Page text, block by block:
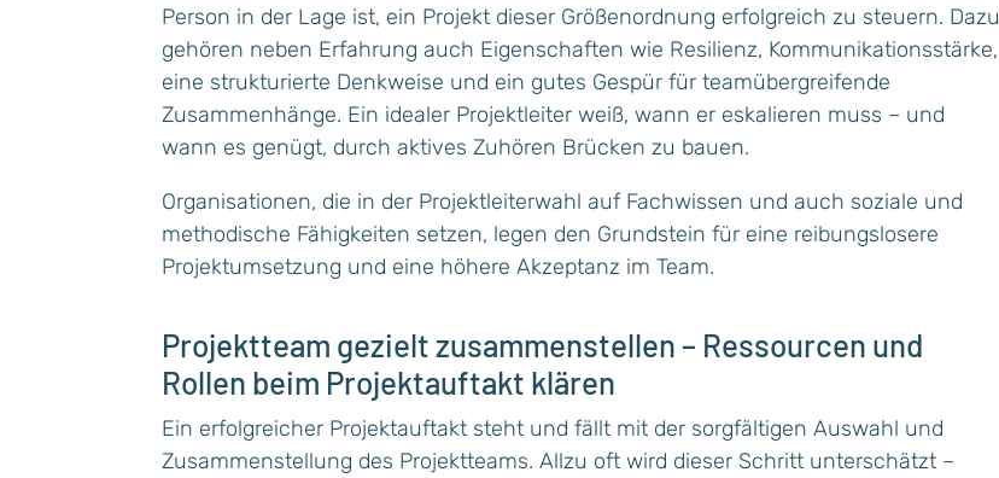
Person in der Lage ist, ein Projekt dieser Größenordnung erfolgreich zu steuern. Dazu
gehören neben Erfahrung auch Eigenschaften wie Resilienz, Kommunikationsstärke,
eine strukturierte Denkweise und ein gutes Gespür für teamübergreifende
Zusammenhänge. Ein idealer Projektleiter weiß, wann er eskalieren muss – und
wann es genügt, durch aktives Zuhören Brücken zu bauen.
Organisationen, die in der Projektleiterwahl auf Fachwissen und auch soziale und
methodische Fähigkeiten setzen, legen den Grundstein für eine reibungslosere
Projektumsetzung und eine höhere Akzeptanz im Team.
Projektteam gezielt zusammenstellen – Ressourcen und
Rollen beim Projektauftakt klären
Ein erfolgreicher Projektauftakt steht und fällt mit der sorgfältigen Auswahl und
Zusammenstellung des Projektteams. Allzu oft wird dieser Schritt unterschätzt –